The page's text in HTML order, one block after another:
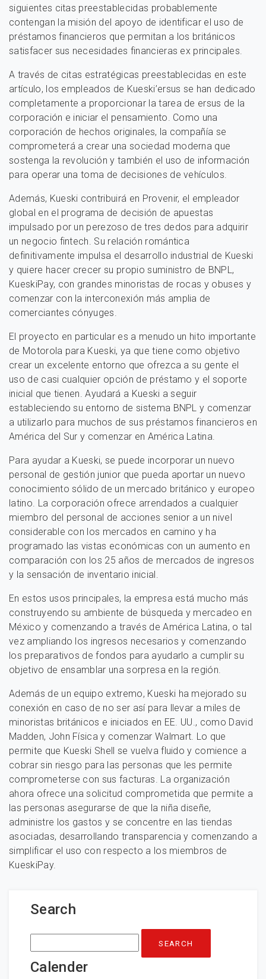
siguientes citas preestablecidas probablemente
contengan la misión del apoyo de identificar el uso de
préstamos financieros que permitan a los británicos
satisfacer sus necesidades financieras ex principales.
A través de citas estratégicas preestablecidas en este
artículo, los empleados de Kueski’ersus se han dedicado
completamente a proporcionar la tarea de ersus de la
corporación e iniciar el pensamiento. Como una
corporación de hechos originales, la compañía se
comprometerá a crear una sociedad moderna que
sostenga la revolución y también el uso de información
para operar una toma de decisiones de vehículos.
Además, Kueski contribuirá en Provenir, el empleador
global en el programa de decisión de apuestas
impulsado por un perezoso de tres dedos para adquirir
un negocio fintech. Su relación romántica
definitivamente impulsa el desarrollo industrial de Kueski
y quiere hacer crecer su propio suministro de BNPL,
KueskiPay, con grandes minoristas de rocas y obuses y
comenzar con la interconexión más amplia de
comerciantes cónyuges.
El proyecto en particular es a menudo un hito importante
de Motorola para Kueski, ya que tiene como objetivo
crear un excelente entorno que ofrezca a su gente el
uso de casi cualquier opción de préstamo y el soporte
inicial que tienen. Ayudará a Kueski a seguir
estableciendo su entorno de sistema BNPL y comenzar
a utilizarlo para muchos de sus préstamos financieros en
América del Sur y comenzar en América Latina.
Para ayudar a Kueski, se puede incorporar un nuevo
personal de gestión junior que pueda aportar un nuevo
conocimiento sólido de un mercado británico y europeo
latino. La corporación ofrece arrendados a cualquier
miembro del personal de acciones senior a un nivel
considerable con los mercados en camino y ha
programado las vistas económicas con un aumento en
comparación con los 25 años de mercados de ingresos
y la sensación de inventario inicial.
En estos usos principales, la empresa está mucho más
construyendo su ambiente de búsqueda y mercadeo en
México y comenzando a través de América Latina, o tal
vez ampliando los ingresos necesarios y comenzando
los preparativos de fondos para ayudarlo a cumplir su
objetivo de ensamblar una sorpresa en la región.
Además de un equipo extremo, Kueski ha mejorado su
conexión en caso de no ser así para llevar a miles de
minoristas británicos e iniciados en EE. UU., como David
Madden, John Física y comenzar Walmart. Lo que
permite que Kueski Shell se vuelva fluido y comience a
cobrar sin riesgo para las personas que les permite
comprometerse con sus facturas. La organización
ahora ofrece una solicitud comprometida que permite a
las personas asegurarse de que la niña diseñe,
administre los gastos y se concentre en las tiendas
asociadas, desarrollando transparencia y comenzando a
simplificar el uso con respecto a los miembros de
KueskiPay.
Search
Search
for:
Calender